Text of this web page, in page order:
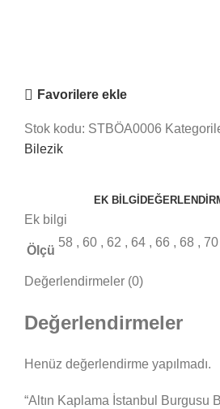
Favorilere ekle
Stok kodu: STBÖA0006
Bilezik
EK BILGI
Ek bilgi
Ölçü
58 , 60 , 62 , 64 , 66 , 68 , 70
Değerlendirmeler (0)
Değerlendirmeler
Henüz değerlendirme yapılmadı.
“Altın Kaplama İstanbul Burgusu